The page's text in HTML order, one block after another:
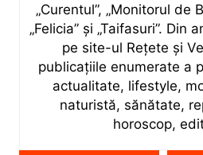
„Curentul”, „Monitorul de
„Felicia” și „Taifasuri”. Din
pe site-ul Rețete și
publicațiile enumerate a
actualitate, lifestyle,
naturistă, sănătate,
horoscop,